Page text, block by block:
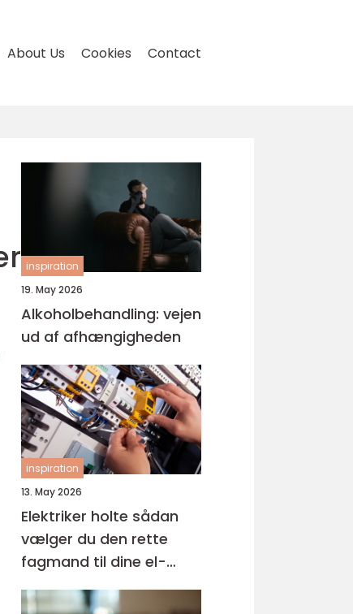
About Us Cookies Contact
inspiration
19. May 2026
Alkoholbehandling: vejen
ud af afhængigheden
inspiration
13. May 2026
Elektriker holte sådan
vælger du den rette
fagmand til dine el-
opgaver